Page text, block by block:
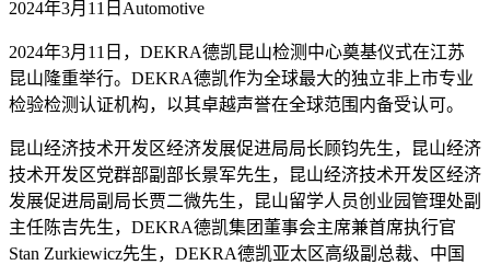
2024年3月11日 Automotive
2024年3月11日，DEKRA德凯昆山检测中心奠基仪式在江苏
昆山隆重举行。DEKRA德凯作为全球最大的独立非上市专业
检验检测认证机构，以其卓越声誉在全球范围内备受认可。
昆山经济技术开发区经济发展促进局局长顾钧先生，昆山经济
技术开发区党群部副部长景军先生，昆山经济技术开发区经济
发展促进局副局长贾二微先生，昆山留学人员创业园管理处副
主任陈吉先生，DEKRA德凯集团董事会主席兼首席执行官
Stan Zurkiewicz先生，DEKRA德凯亚太区高级副总裁、中国